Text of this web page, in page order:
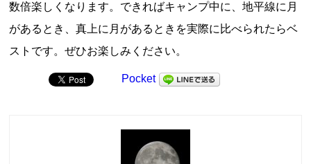
数倍楽しくなります。できればキャンプ中に、地平線に月
があるとき、真上に月があるときを実際に比べられたらベ
ストです。ぜひお楽しみください。
Pocket